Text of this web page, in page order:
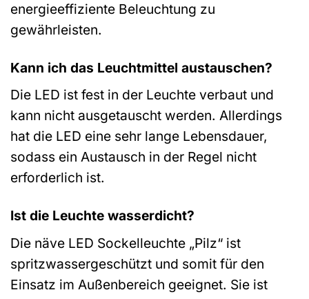
energieeffiziente Beleuchtung zu
gewährleisten.
Kann ich das Leuchtmittel austauschen?
Die LED ist fest in der Leuchte verbaut und
kann nicht ausgetauscht werden. Allerdings
hat die LED eine sehr lange Lebensdauer,
sodass ein Austausch in der Regel nicht
erforderlich ist.
Ist die Leuchte wasserdicht?
Die näve LED Sockelleuchte „Pilz“ ist
spritzwassergeschützt und somit für den
Einsatz im Außenbereich geeignet. Sie ist